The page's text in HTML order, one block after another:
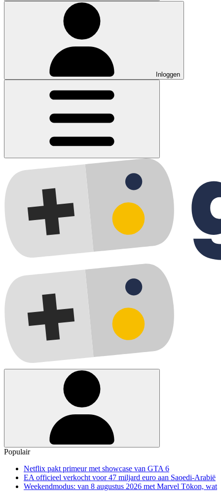
Inloggen
Populair
Netflix pakt primeur met showcase van GTA 6
EA officieel verkocht voor 47 miljard euro aan Saoedi-Arabië
Weekendmodus: van 8 augustus 2026 met Marvel Tōkon, wat